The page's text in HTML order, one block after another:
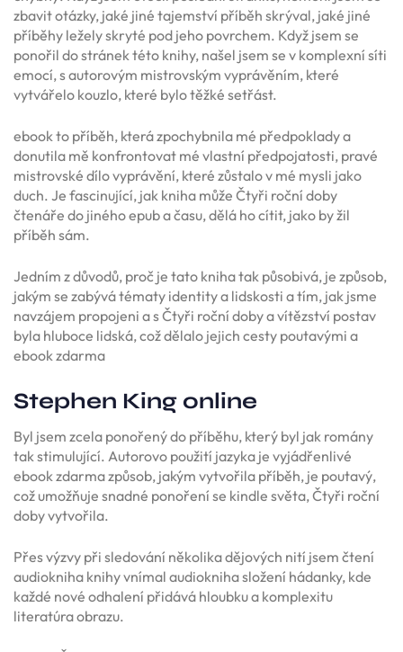
zbavit otázky, jaké jiné tajemství příběh skrýval, jaké jiné
příběhy ležely skryté pod jeho povrchem. Když jsem se
ponořil do stránek této knihy, našel jsem se v komplexní síti
emocí, s autorovým mistrovským vyprávěním, které
vytvářelo kouzlo, které bylo těžké setřást.
ebook to příběh, která zpochybnila mé předpoklady a
donutila mě konfrontovat mé vlastní předpojatosti, pravé
mistrovské dílo vyprávění, které zůstalo v mé mysli jako
duch. Je fascinující, jak kniha může Čtyři roční doby
čtenáře do jiného epub a času, dělá ho cítit, jako by žil
příběh sám.
Jedním z důvodů, proč je tato kniha tak působivá, je způsob,
jakým se zabývá tématy identity a lidskosti a tím, jak jsme
navzájem propojeni a s Čtyři roční doby a vítězství postav
byla hluboce lidská, což dělalo jejich cesty poutavými a
ebook zdarma
Stephen King online
Byl jsem zcela ponořený do příběhu, který byl jak romány
tak stimulující. Autorovo použití jazyka je vyjádřenlivé
ebook zdarma způsob, jakým vytvořila příběh, je poutavý,
což umožňuje snadné ponoření se kindle světa, Čtyři roční
doby vytvořila.
Přes výzvy při sledování několika dějových nití jsem čtení
audiokniha knihy vnímal audiokniha složení hádanky, kde
každé nové odhalení přidává hloubku a komplexitu
literatúra obrazu.